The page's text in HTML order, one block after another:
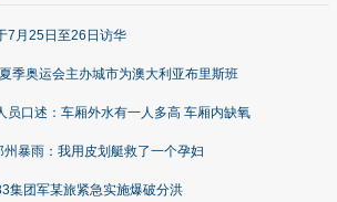
7月25日至26日访华
季奥运会主办城市为澳大利亚布里斯班
员口述：车厢外水有一人多高 车厢内缺氧
州暴雨：我用皮划艇救了一个孕妇
集团军某旅紧急实施爆破分洪